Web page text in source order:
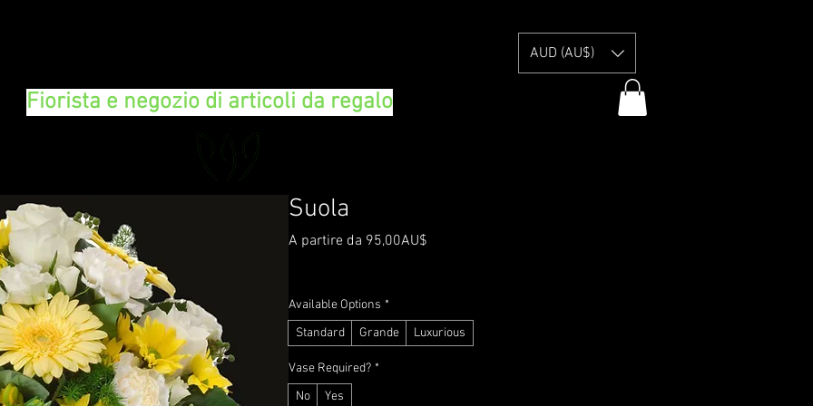
Fiorista e negozio di articoli da regalo
AUD (AU$)
Suola
A partire da 95,00AU$
Available Options *
Standard
Grande Luxurious
Vase Required? *
No
Yes